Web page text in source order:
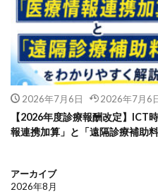
2026年7月6日 2026年7月6
【2026年度診療報酬改定】ICT
報連携加算」と「遠隔診療補助
アーカイブ
2026年8月